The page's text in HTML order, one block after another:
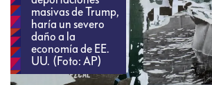
masivas de Trump,
haría un severo
daño a la
economía de EE.
UU. (Foto: AP)